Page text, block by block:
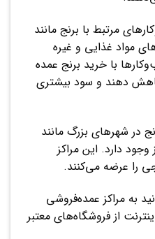
مرتبط با برنج مانند
مواد غذایی و غیره
با خرید برنج عمده
دهند و سود بیشتری
در شهرهای بزرگ مانند
دارد. این مراکز
را عرضه می‌کنند.
به مراکز عمده‌فروشی
از فروشگاه‌های معتبر